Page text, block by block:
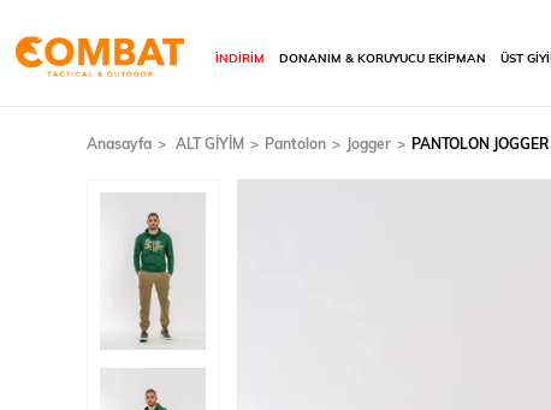
İNDİRİM DONANIM & KORUYUCU EKİPMAN ÜST
Anasayfa ALT GİYİM Pantolon Jogger PANTOLON